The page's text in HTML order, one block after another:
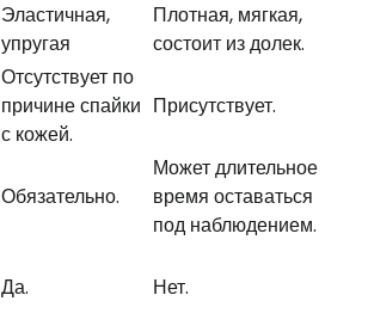
Эластичная,
упругая
Плотная, мягкая,
состоит из долек.
Отсутствует по
причине спайки
с кожей.
Присутствует.
Обязательно.
Может длительное
время оставаться
под наблюдением.
Да. Нет.